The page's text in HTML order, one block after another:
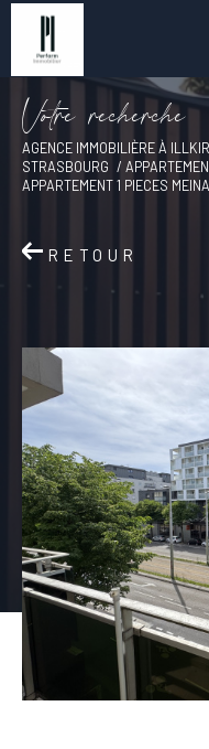
Votre recherche
AGENCE IMMOBILIÈRE À
STRASBOURG
APPARTEMENT 1 PIECES
RETOUR